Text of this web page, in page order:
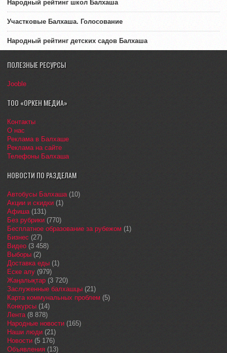
Народный рейтинг школ Балхаша
Участковые Балхаша. Голосование
Народный рейтинг детских садов Балхаша
ПОЛЕЗНЫЕ РЕСУРСЫ
Jooble
ТОО «ОРКЕН МЕДИА»
Контакты
О нас
Реклама в Балхаше
Реклама на сайте
Телефоны Балхаша
НОВОСТИ ПО РАЗДЕЛАМ
Автобусы Балхаша (10)
Акции и скидки (1)
Афиша (131)
Без рубрики (770)
Бесплатное образование за рубежом (1)
Бизнес (27)
Видео (3 458)
Выборы (2)
Доставка еды (1)
Еске алу (979)
Жаңалықтар (3 720)
Заслуженные балхашцы (21)
Карта коммунальных проблем (5)
Конкурсы (14)
Лента (8 878)
Народные новости (165)
Наши люди (21)
Новости (5 176)
Объявления (13)